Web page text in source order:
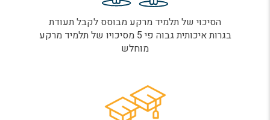
הסיכוי של תלמיד מרקע מבוסס לקבל תעודת
בגרות איכותית גבוה פי 5 מסיכויו של תלמיד מרקע
מוחלש